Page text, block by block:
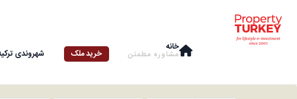
خانه
مشاوره‌ مطمئن خرید ملک شهروندی